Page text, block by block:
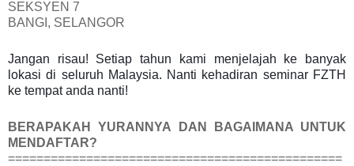
SEKSYEN 7
BANGI, SELANGOR
Jangan risau! Setiap tahun kami menjelajah ke banyak
lokasi di seluruh Malaysia. Nanti kehadiran seminar FZTH
ke tempat anda nanti!
BERAPAKAH YURANNYA DAN BAGAIMANA UNTUK
MENDAFTAR?
===============================================